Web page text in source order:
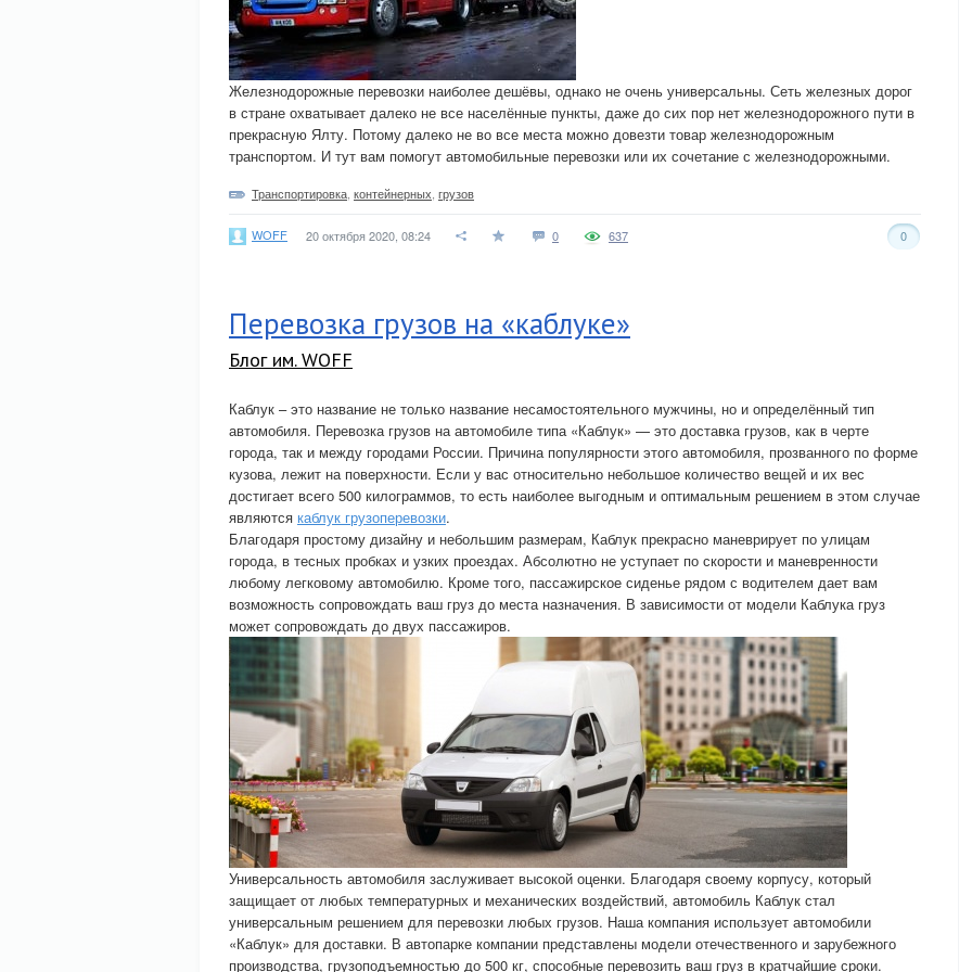
Железнодорожные перевозки наиболее дешёвы, однако не очень универсальны. Сеть железных дорог
в стране охватывает далеко не все населённые пункты, даже до сих пор нет железнодорожного пути в
прекрасную Ялту. Потому далеко не во все места можно довезти товар железнодорожным
транспортом. И тут вам помогут автомобильные перевозки или их сочетание с железнодорожными.
Транспортировка контейнерных грузов
WOFF 20 октября 2020, 08:24 0 0
637
Перевозка грузов на «каблуке»
Блог им. WOFF
Каблук – это название не только название несамостоятельного мужчины, но и определённый тип
автомобиля. Перевозка грузов на автомобиле типа «Каблук» — это доставка грузов, как в черте
города, так и между городами России. Причина популярности этого автомобиля, прозванного по форме
кузова, лежит на поверхности. Если у вас относительно небольшое количество вещей и их вес
достигает всего 500 килограммов, то есть наиболее выгодным и оптимальным решением в этом случае
являются каблук грузоперевозки.
Благодаря простому дизайну и небольшим размерам, Каблук прекрасно маневрирует по улицам
города, в тесных пробках и узких проездах. Абсолютно не уступает по скорости и маневренности
любому легковому автомобилю. Кроме того, пассажирское сиденье рядом с водителем дает вам
возможность сопровождать ваш груз до места назначения. В зависимости от модели Каблука груз
может сопровождать до двух пассажиров.
Универсальность автомобиля заслуживает высокой оценки. Благодаря своему корпусу, который
защищает от любых температурных и механических воздействий, автомобиль Каблук стал
универсальным решением для перевозки любых грузов. Наша компания использует автомобили
«Каблук» для доставки. В автопарке компании представлены модели отечественного и зарубежного
производства, грузоподъемностью до 500 кг, способные перевозить ваш груз в кратчайшие сроки.